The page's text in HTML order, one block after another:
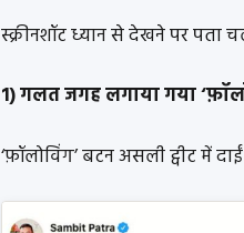
स्क्रीनशॉट ध्यान से देखने पर पता
1) गलत जगह लगाया गया
‘फ़ॉलोविंग’ बटन असली ट्वीट में